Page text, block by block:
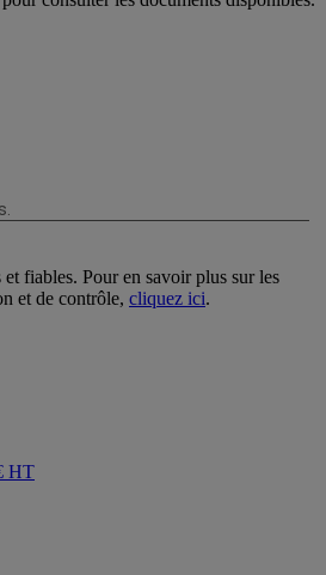
fiables. Pour en savoir plus sur les
et de contrôle, cliquez ici.
HT